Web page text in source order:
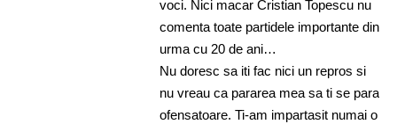
voci. Nici macar Cristian Topescu nu
comenta toate partidele importante din
urma cu 20 de ani…
Nu doresc sa iti fac nici un repros si
nu vreau ca pararea mea sa ti se para
ofensatoare. Ti-am impartasit numai o